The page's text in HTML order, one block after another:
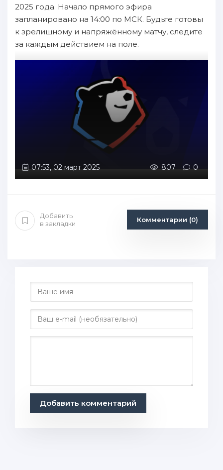
2025 года. Начало прямого эфира
запланировано на 14:00 по МСК. Будьте готовы
к зрелищному и напряжённому матчу, следите
за каждым действием на поле.
07:53, 02 март 2025 807 0
Добавить
в закладки
Комментарии (0)
Добавить комментарий